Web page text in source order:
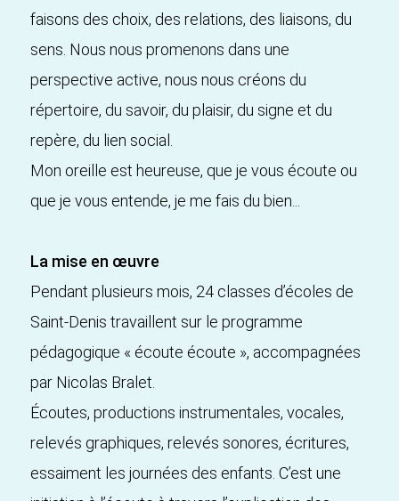
faisons des choix, des relations, des liaisons, du
sens. Nous nous promenons dans une
perspective active, nous nous créons du
répertoire, du savoir, du plaisir, du signe et du
repère, du lien social.
Mon oreille est heureuse, que je vous écoute ou
que je vous entende, je me fais du bien...
La mise en œuvre
Pendant plusieurs mois, 24 classes d’écoles de
Saint-Denis travaillent sur le programme
pédagogique « écoute écoute », accompagnées
par Nicolas Bralet.
Écoutes, productions instrumentales, vocales,
relevés graphiques, relevés sonores, écritures,
essaiment les journées des enfants. C’est une